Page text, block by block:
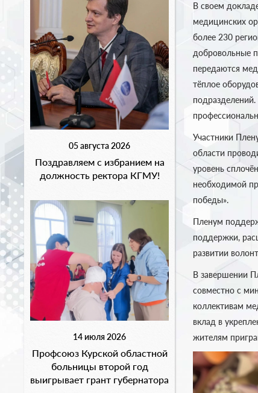
05 августа 2026
Поздравляем с избранием на
должность ректора КГМУ!
14 июля 2026
Профсоюз Курской областной
больницы второй год
выигрывает грант губернатора
В своем
медицинских
более 230
добровольные
передаются
тёплое
Участники
области
уровень
необходимой
победы».
Пленум
поддержки,
развитии
В завершении
совместно с
коллективам
вклад в
жителям